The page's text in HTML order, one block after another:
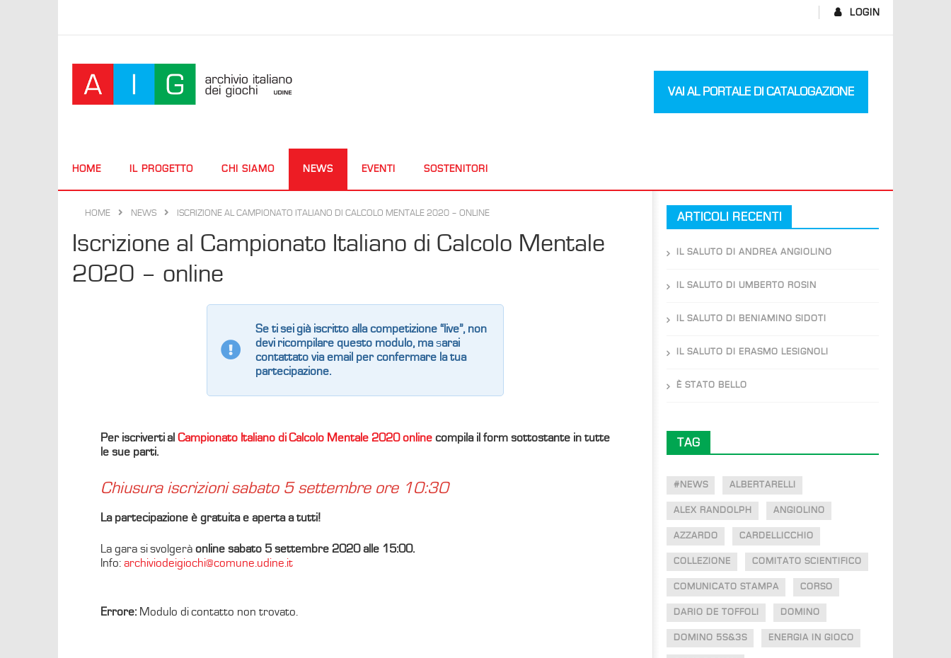
LOGIN
VAI AL PORTALE DI CATALOGAZIONE
HOME IL PROGETTO CHI SIAMO NEWS EVENTI SOSTENITORI
HOME NEWS ISCRIZIONE AL CAMPIONATO ITALIANO DI CALCOLO MENTALE 2020 – ONLINE
Iscrizione al Campionato Italiano di Calcolo Mentale
2020 – online
Se ti sei già iscritto alla competizione “live”, non
devi ricompilare questo modulo, masarai
contattato via email per confermare la tua
partecipazione.
Per iscriverti al Campionato Italiano di Calcolo Mentale 2020 onlinecompila il form sottostante in tutte
le sue parti.
Chiusura iscrizioni sabato 5 settembre ore 10:30
La partecipazione è gratuita e aperta a tutti!
La gara si svolgeràonline sabato 5 settembre 2020 alle 15:00.
Info: archiviodeigiochi@comune.udine.it
Errore:Modulo di contatto non trovato.
ARTICOLI RECENTI
IL SALUTO DI ANDREA ANGIOLINO
IL SALUTO DI UMBERTO ROSIN
IL SALUTO DI BENIAMINO SIDOTI
IL SALUTO DI ERASMO LESIGNOLI
È STATO BELLO
TAG
#NEWS ALBERTARELLI
ALEX RANDOLPH ANGIOLINO
AZZARDO CARDELLICCHIO
COLLEZIONE COMITATO SCIENTIFICO
COMUNICATO STAMPA CORSO
DARIO DE TOFFOLI DOMINO
DOMINO 5S&3S ENERGIA IN GIOCO